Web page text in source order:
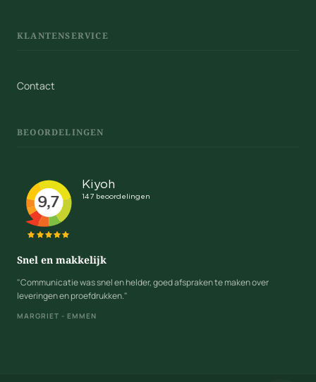
KLANTENSERVICE
Contact
BEOORDELINGEN
Snel en makkelijk
"Communicatie was snel en helder, goed afspraken te maken over
leveringen en proefdrukken."
MARGRIET - EMMEN